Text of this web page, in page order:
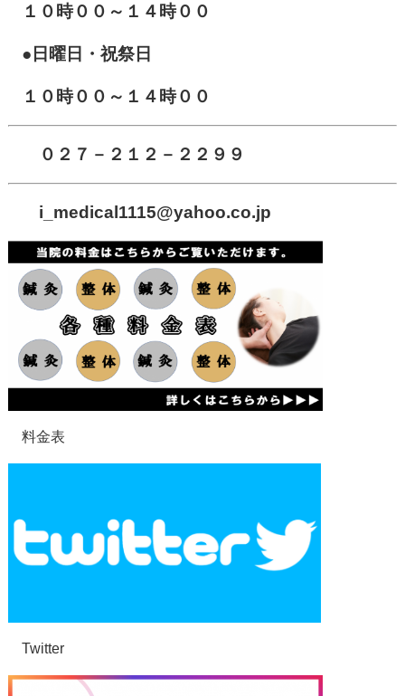
１０時００～１４時００
●日曜日・祝祭日
１０時００～１４時００
０２７－２１２－２２９９
i_medical1115@yahoo.co.jp
料金表
Twitter